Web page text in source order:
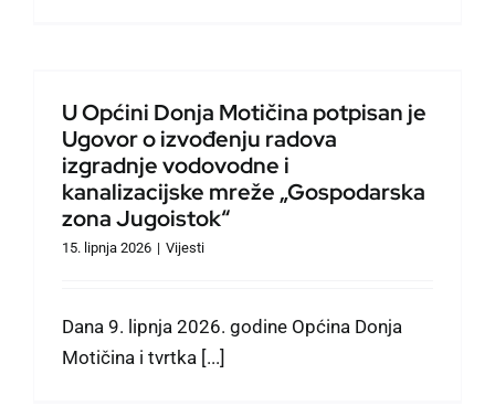
U Općini Donja Motičina potpisan je
Ugovor o izvođenju radova
izgradnje vodovodne i
kanalizacijske mreže „Gospodarska
zona Jugoistok“
15. lipnja 2026 | Vijesti
Dana 9. lipnja 2026. godine Općina Donja
Motičina i tvrtka [...]